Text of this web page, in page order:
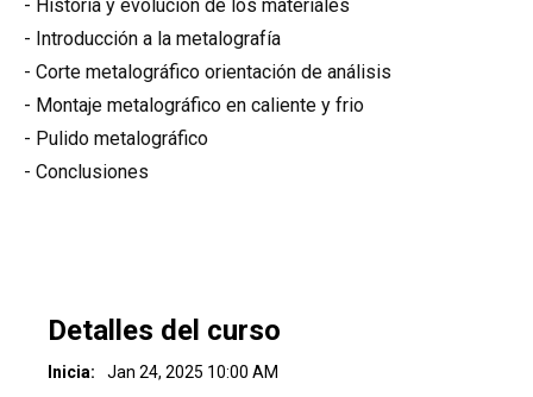
- Historia y evolución de los materiales
- Introducción a la metalografía
- Corte metalográfico orientación de análisis
- Montaje metalográfico en caliente y frio
- Pulido metalográfico
- Conclusiones
Detalles del curso
Inicia:
Jan 24, 2025 10:00 AM